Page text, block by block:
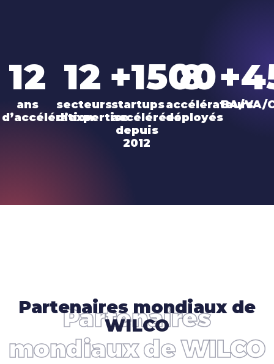
12
ans
d’accélération
12
secteurs
d’expertise
+1500
startups
accélérées
depuis
2012
8
accélérateurs
déployés
BA/VA/
Partenaires
mondiaux de WILCO
Partenaires mondiaux de
WILCO